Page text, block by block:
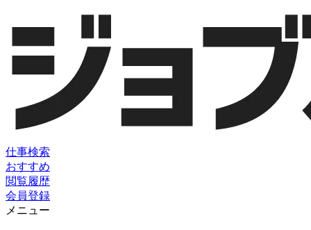
仕事検索
おすすめ
閲覧履歴
会員登録
メニュー